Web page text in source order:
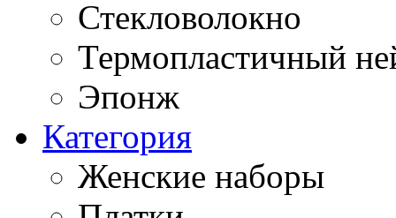
Стекловолокно
Термопластичный
Эпонж
Категория
Женские наборы